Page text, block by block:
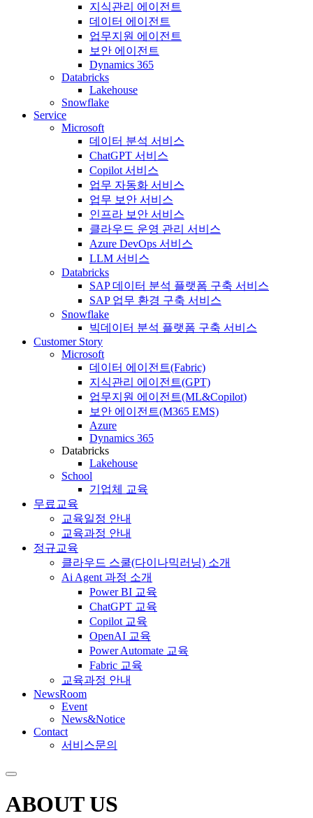
지식관리 에이전트
데이터 에이전트
업무지원 에이전트
보안 에이전트
Dynamics 365
Databricks
Lakehouse
Snowflake
Service
Microsoft
데이터 분석 서비스
ChatGPT 서비스
Copilot 서비스
업무 자동화 서비스
업무 보안 서비스
인프라 보안 서비스
클라우드 운영 관리 서비스
Azure DevOps 서비스
LLM 서비스
Databricks
SAP 데이터 분석 플랫폼 구축 서비스
SAP 업무 환경 구축 서비스
Snowflake
빅데이터 분석 플랫폼 구축 서비스
Customer Story
Microsoft
데이터 에이전트(Fabric)
지식관리 에이전트(GPT)
업무지원 에이전트(ML&Copilot)
보안 에이전트(M365 EMS)
Azure
Dynamics 365
Databricks
Lakehouse
School
기업체 교육
무료교육
교육일정 안내
교육과정 안내
정규교육
클라우드 스쿨(다이나믹러닝) 소개
Ai Agent 과정 소개
Power BI 교육
ChatGPT 교육
Copilot 교육
OpenAI 교육
Power Automate 교육
Fabric 교육
교육과정 안내
NewsRoom
Event
News&Notice
Contact
서비스문의
ABOUT US